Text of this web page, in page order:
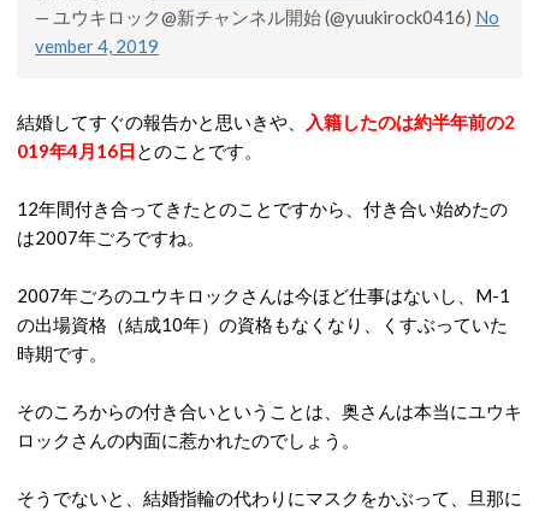
— ユウキロック@新チャンネル開始 (@yuukirock0416) No
vember 4, 2019
結婚してすぐの報告かと思いきや、
入籍したのは約半年前の2
019年4月16日 とのことです。
12年間付き合ってきたとのことですから、付き合い始めたの
は2007年ごろですね。
2007年ごろのユウキロックさんは今ほど仕事はないし、M-1
の出場資格（結成10年）の資格もなくなり、くすぶっていた
時期です。
そのころからの付き合いということは、奥さんは本当にユウキ
ロックさんの内面に惹かれたのでしょう。
そうでないと、結婚指輪の代わりにマスクをかぶって、旦那に